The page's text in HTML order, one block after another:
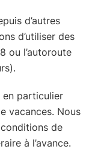
d’autres
d’utiliser des
ou l’autoroute
en particulier
vacances. Nous
de
à l’avance.